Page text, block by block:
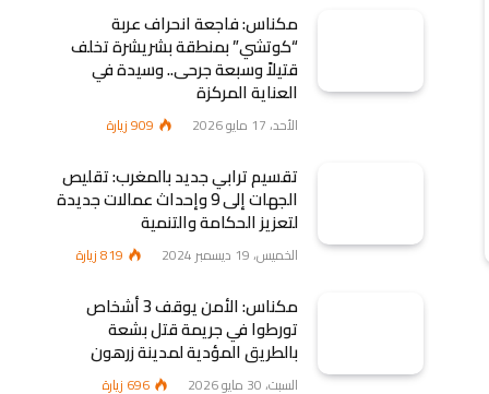
مكناس: فاجعة انحراف عربة
“كوتشي” بمنطقة بشريشرة تخلف
قتيلاً وسبعة جرحى.. وسيدة في
العناية المركزة
الأحد، 17 مايو 2026 909زيارة
تقسيم ترابي جديد بالمغرب: تقليص
الجهات إلى 9 وإحداث عمالات جديدة
لتعزيز الحكامة والتنمية
الخميس، 19 ديسمبر 2024 819زيارة
مكناس: الأمن يوقف 3 أشخاص
تورطوا في جريمة قتل بشعة
بالطريق المؤدية لمدينة زرهون
السبت، 30 مايو 2026 696 زيارة